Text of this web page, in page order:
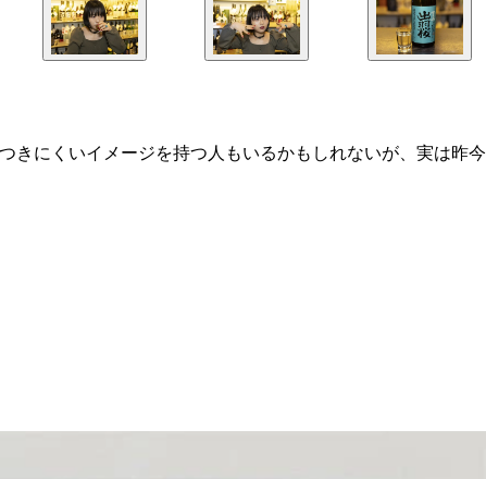
きにくいイメージを持つ人もいるかもしれないが、実は昨今